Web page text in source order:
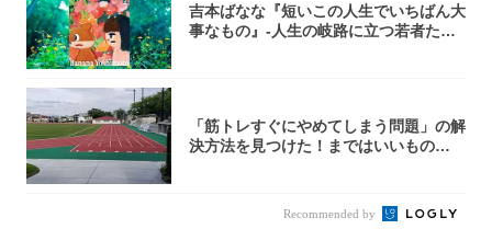
吉本ばなな『短いこの人生でいちばん大
事なもの』-人生の岐路に立つ若者たち
「筋トレすぐにやめてしまう問題」の解
決方法を見つけた！まではいいもの
Recommended by